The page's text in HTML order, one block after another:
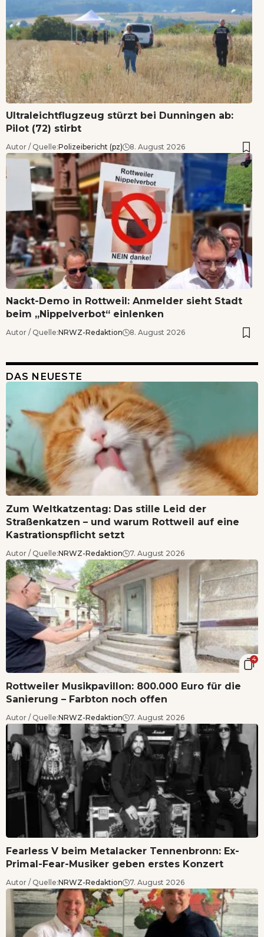
Ultraleichtflugzeug stürzt bei Dunningen ab:
Pilot (72) stirbt
Autor / Quelle:Polizeibericht (pz) 8. August 2026
Nackt-Demo in Rottweil: Anmelder sieht Stadt
beim „Nippelverbot“ einlenken
Autor / Quelle:NRWZ-Redaktion 8. August 2026
DAS NEUESTE
Zum Weltkatzentag: Das stille Leid der
Straßenkatzen – und warum Rottweil auf eine
Kastrationspflicht setzt
Autor / Quelle:NRWZ-Redaktion 7. August 2026
4
Rottweiler Musikpavillon: 800.000 Euro für die
Sanierung – Farbton noch offen
Autor / Quelle:NRWZ-Redaktion 7. August 2026
Fearless V beim Metalacker Tennenbronn: Ex-
Primal-Fear-Musiker geben erstes Konzert
Autor / Quelle:NRWZ-Redaktion 7. August 2026